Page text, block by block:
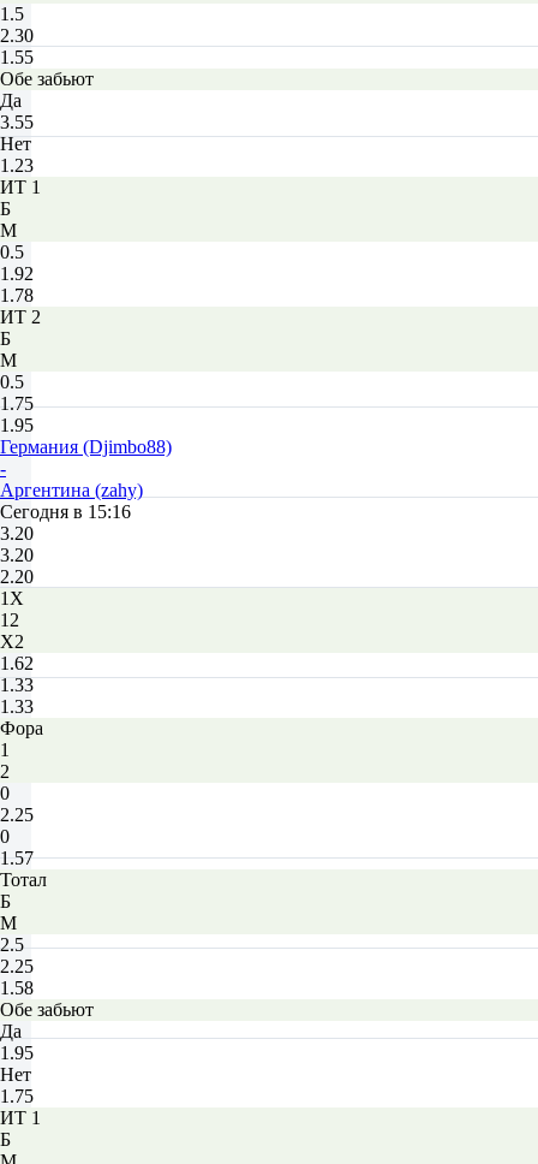
1.5
2.30
1.55
Обе забьют
Да
3.55
Нет
1.23
ИТ 1
Б
М
0.5
1.92
1.78
ИТ 2
Б
М
0.5
1.75
1.95
Германия (Djimbo88)
-
Аргентина (zahy)
Сегодня в 15:16
3.20
3.20
2.20
1X
12
X2
1.62
1.33
1.33
Фора
1
2
0
2.25
0
1.57
Тотал
Б
М
2.5
2.25
1.58
Обе забьют
Да
1.95
Нет
1.75
ИТ 1
Б